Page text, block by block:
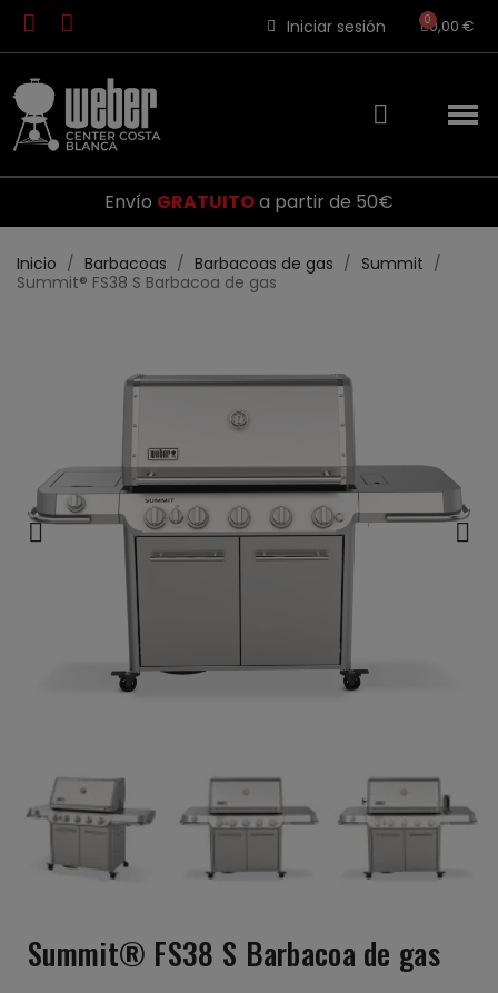
Iniciar sesión 0,00 €
Envío GRATUITOa partir de 50€
Inicio Barbacoas Barbacoas de gas
Summit
Summit® FS38 S Barbacoa de gas
Summit® FS38 S Barbacoa de gas